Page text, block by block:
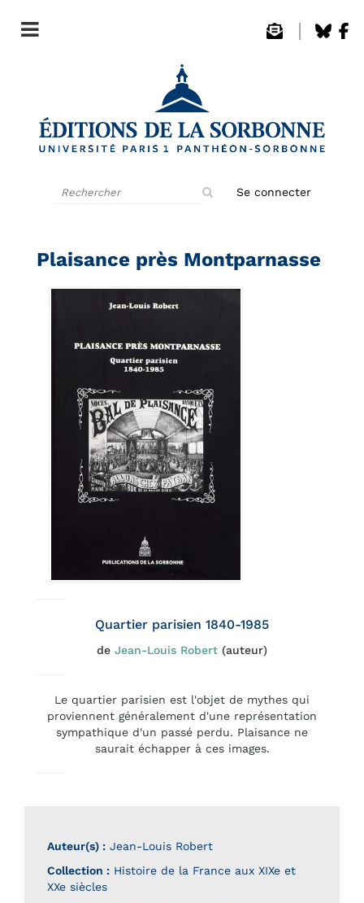
Se connecter
Plaisance près Montparnasse
Quartier parisien 1840-1985
de Jean-Louis Robert (auteur)
Le quartier parisien est l'objet de mythes qui
proviennent généralement d'une représentation
sympathique d'un passé perdu. Plaisance ne
saurait échapper à ces images.
Auteur(s) : Jean-Louis Robert
Collection : Histoire de la France aux XIXe et
XXe siècles